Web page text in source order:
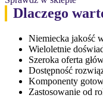
Dlaczego
Niemiecka jakość
Wieloletnie
Szeroka oferta
Dostępność
Komponenty
Zastosowanie od